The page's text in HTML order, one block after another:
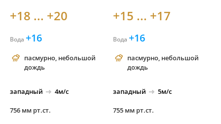
+18 ... +20
Вода +16
пасмурно, небольшой
дождь
западный 4м/с
756 мм рт.ст.
+15 ... +17
Вода +16
пасмурно, небольшой
дождь
западный 5м/с
755 мм рт.ст.